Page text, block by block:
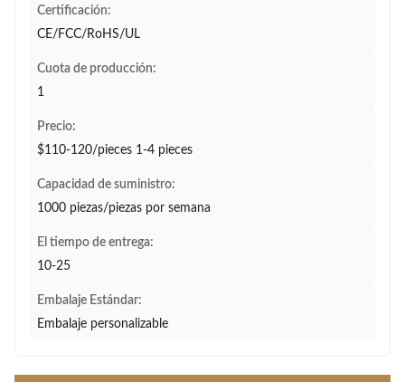
Certificación:
CE/FCC/RoHS/UL
Cuota de producción:
1
Precio:
$110-120/pieces 1-4 pieces
Capacidad de suministro:
1000 piezas/piezas por semana
El tiempo de entrega:
10-25
Embalaje Estándar:
Embalaje personalizable